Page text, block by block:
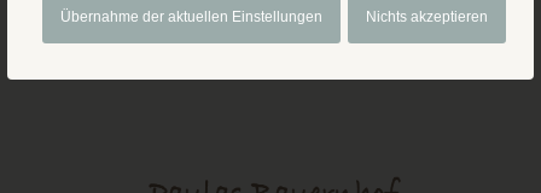
Übernahme der aktuellen Einstellungen Nichts akzeptieren